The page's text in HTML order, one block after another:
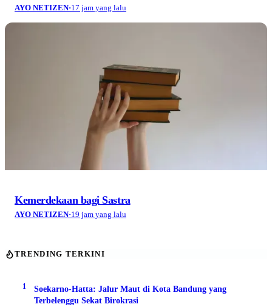
AYO NETIZEN·17 jam yang lalu
Kemerdekaan bagi Sastra
AYO NETIZEN·19 jam yang lalu
TRENDING TERKINI
1
Soekarno-Hatta: Jalur Maut di Kota Bandung yang
Terbelenggu Sekat Birokrasi